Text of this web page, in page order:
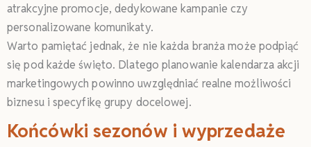
atrakcyjne promocje, dedykowane kampanie czy
personalizowane komunikaty.
Warto pamiętać jednak, że nie każda branża może podpiąć
się pod każde święto. Dlatego planowanie kalendarza akcji
marketingowych powinno uwzględniać realne możliwości
biznesu i specyfikę grupy docelowej.
Końcówki sezonów i wyprzedaże